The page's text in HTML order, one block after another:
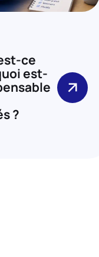
ce
est-
?